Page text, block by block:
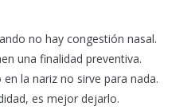
no hay congestión nasal.
una finalidad preventiva.
la nariz no sirve para nada.
es mejor dejarlo.